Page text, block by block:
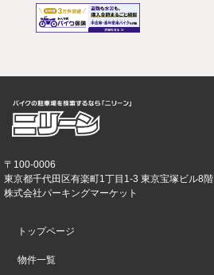
〒100-0006
東京都千代田区有楽町1丁目1-3 東京宝塚ビル8階
株式会社パーキングマーケット
トップページ
物件一覧